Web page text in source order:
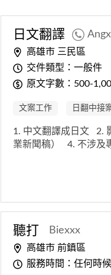
日文翻譯
高雄市 三民區
交件類型：一般件
原文字數：500-
文案工作 日翻中接
1. 中文翻譯成日文 2.
業新聞稿）
4. 不涉及
聽打 Biexxx
高雄市 前鎮區
服務時間：任何時候